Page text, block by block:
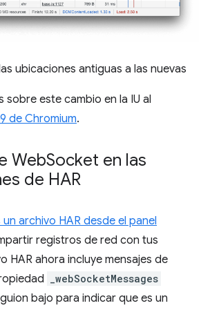
ubicaciones antiguas a las nuevas
sobre este cambio en la IU al
de Chromium.
WebSocket en las
de HAR
archivo HAR desde el panel
registros de red con tus
HAR ahora incluye mensajes de
_webSocketMessages
bajo para indicar que es un